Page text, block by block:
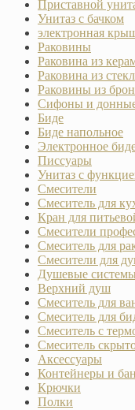
Приставной
Унитаз с бачком
электронная
Раковины
Раковина из
Раковина из
Раковины из
Сифоны и
Биде
Биде напольное
Электронное
Писсуары
Унитаз с
Смесители
Смеситель для
Кран для
Смесители
Смеситель для
Смесители для
Душевые системы
Верхний душ
Смеситель для
Смеситель для
Смеситель с
Смеситель
Аксессуары
Контейнеры и
Крючки
Полки